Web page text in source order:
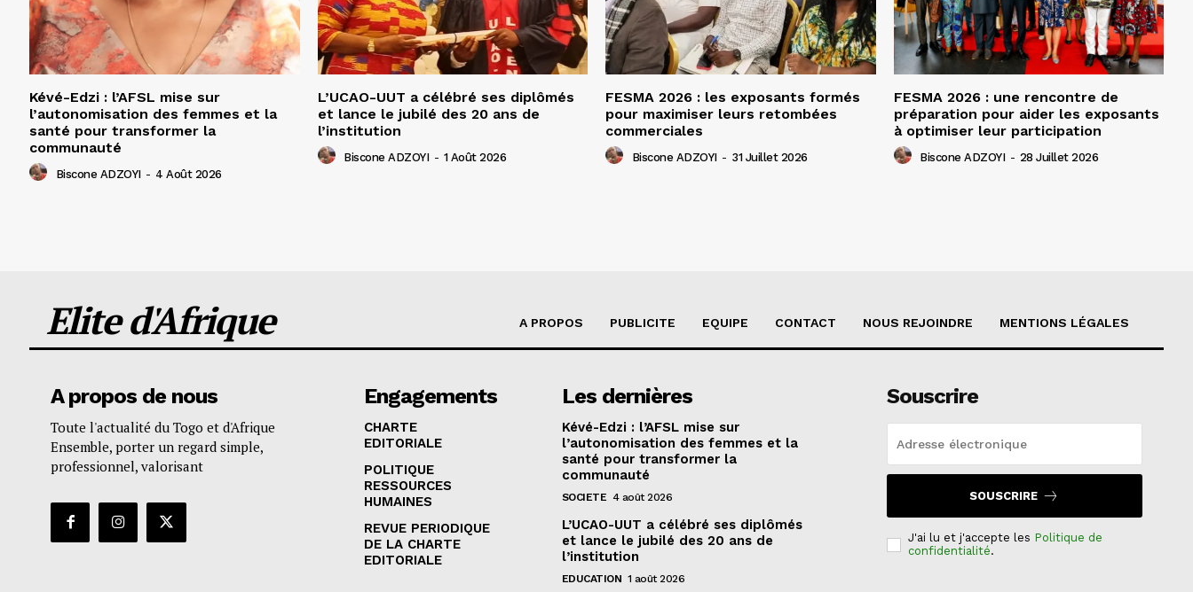
Kévé-Edzi : l’AFSL mise sur
l’autonomisation des femmes et la
santé pour transformer la
communauté
Biscone ADZOYI - 4 Août 2026
L’UCAO-UUT a célébré ses diplômés
et lance le jubilé des 20 ans de
l’institution
Biscone ADZOYI - 1 Août 2026
FESMA 2026 : les exposants formés
pour maximiser leurs retombées
commerciales
Biscone ADZOYI - 31 Juillet 2026
FESMA 2026 : une rencontre de
préparation pour aider les exposants
à optimiser leur participation
Biscone ADZOYI - 28 Juillet 2026
Elite d'Afrique A PROPOS PUBLICITE EQUIPE CONTACT NOUS REJOINDRE MENTIONS LÉGALES
A propos de nous
Toute l'actualité du Togo et d'Afrique
Ensemble, porter un regard simple,
professionnel, valorisant
Engagements
CHARTE
EDITORIALE
POLITIQUE
RESSOURCES
HUMAINES
REVUE PERIODIQUE
DE LA CHARTE
EDITORIALE
Les dernières
Kévé-Edzi : l’AFSL mise sur
l’autonomisation des femmes et la
santé pour transformer la
communauté
SOCIETE 4 août 2026
L’UCAO-UUT a célébré ses diplômés
et lance le jubilé des 20 ans de
l’institution
EDUCATION 1 août 2026
Souscrire
SOUSCRIRE
J'ai lu et j'accepte les Politique de
confidentialité.